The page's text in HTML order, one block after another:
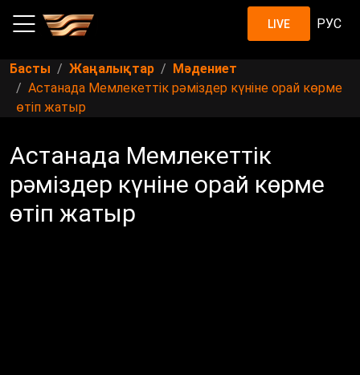
LIVE РУС
Басты Жаңалықтар
Мәдениет
Астанада Мемлекеттік рәміздер күніне орай көрме
өтіп жатыр
Астанада Мемлекеттік
рәміздер күніне орай көрме
өтіп жатыр